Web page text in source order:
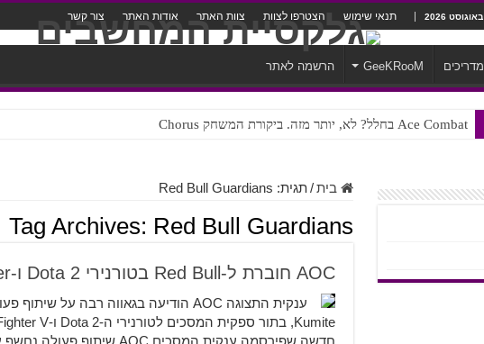
תנאי שימוש הצטרפו לצוות צוות האתר אודות האתר צור קשר
מדריכים GeeKRooM הרשמה לאתר
Ace Combat בחלל? לא, יותר מזה. ביקורת המשחק Chorus
Steven Universe והשירים שתורגמו בצורה נוראית לעברית
בית / תגית: Red Bull Guardians
Tag Archives: Red Bull Guardians
AOC חוברת ל-Red Bull בטורנירי Dota 2 ו-Street Fighter